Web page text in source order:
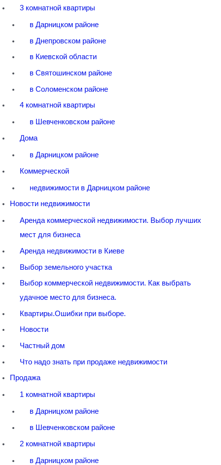
3 комнатной квартиры
в Дарницком районе
в Днепровском районе
в Киевской области
в Святошинском районе
в Соломенском районе
4 комнатной квартиры
в Шевченковском районе
Дома
в Дарницком районе
Коммерческой
недвижимости в Дарницком районе
Новости недвижимости
Аренда коммерческой недвижимости. Выбор лучших
мест для бизнеса
Аренда недвижимости в Киеве
Выбор земельного участка
Выбор коммерческой недвижимости. Как выбрать
удачное место для бизнеса.
Квартиры.Ошибки при выборе.
Новости
Частный дом
Что надо знать при продаже недвижимости
Продажа
1 комнатной квартиры
в Дарницком районе
в Шевченковском районе
2 комнатной квартиры
в Дарницком районе